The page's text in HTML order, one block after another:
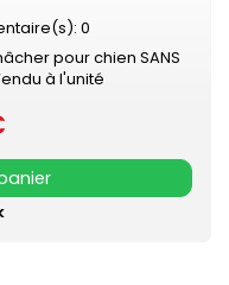
0
pour chien SANS
à l'unité